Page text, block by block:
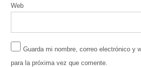
Web
Guarda mi nombre, correo electrónico y
para la próxima vez que comente.